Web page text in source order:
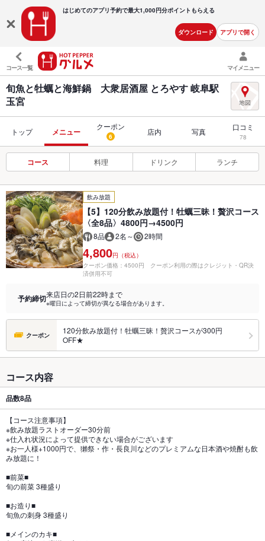
はじめてのアプリ予約で最大1,000円分ポイントもらえる
ダウンロード アプリで開く
コース一覧 マイメニュー
旬魚と牡蠣と海鮮鍋 大衆居酒屋 とろやす 岐阜駅
玉宮
トップ メニュー
クーポン
6 店内 写真 口コミ
78
コース 料理 ドリンク ランチ
飲み放題
【5】120分飲み放題付！牡蠣三昧！贅沢コース
〈全8品〉4800円→4500円
8品 2名～ 2時間
4,800円（税込）
クーポン価格：4500円 クーポン利用の際はクレジット・QR決
済併用不可
予約締切来店日の2日前22時まで
※曜日によって締切が異なる場合があります。
クーポン
120分飲み放題付！牡蠣三昧！贅沢コースが300円
OFF★
コース内容
品数8品
【コース注意事項】
※飲み放題ラストオーダー30分前
※仕入れ状況によって提供できない場合がございます
※お一人様+1000円で、獺祭・作・長良川などのプレミアムな日本酒や焼酎も飲
み放題に！
■前菜■
旬の前菜 3種盛り
■お造り■
旬魚の刺身 3種盛り
■メインのカキ■